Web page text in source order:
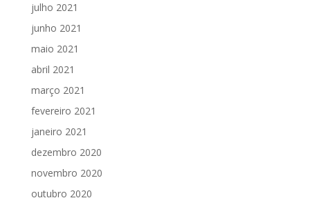
julho 2021
junho 2021
maio 2021
abril 2021
março 2021
fevereiro 2021
janeiro 2021
dezembro 2020
novembro 2020
outubro 2020